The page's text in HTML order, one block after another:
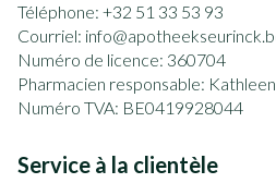
Téléphone: +32 51 33 53 93
Courriel: info@
Numéro de licence: 360704
Pharmacien responsable:
Numéro TVA: BE0419928044
Service à la clientèle